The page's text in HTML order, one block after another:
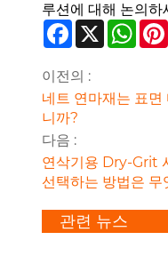
루션에 대해 논의하
Facebook
X
이전의 :
네트 연마재는 표
니까?
다음 :
연삭기용 Dry-Grit
선택하는 방법은 무
관련 뉴스